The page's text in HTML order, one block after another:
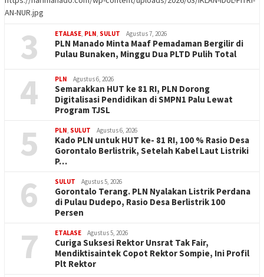
AN-NUR.jpg
3 ETALASE PLN SULUT Agustus 7, 2026
PLN Manado Minta Maaf Pemadaman Bergilir di
Pulau Bunaken, Minggu Dua PLTD Pulih Total
4 PLN Agustus 6, 2026
Semarakkan HUT ke 81 RI, PLN Dorong
Digitalisasi Pendidikan di SMPN1 Palu Lewat
Program TJSL
5 PLN SULUT Agustus 6, 2026
Kado PLN untuk HUT ke- 81 RI, 100 % Rasio Desa
Gorontalo Berlistrik, Setelah Kabel Laut Listriki
P…
6 SULUT Agustus 5, 2026
Gorontalo Terang. PLN Nyalakan Listrik Perdana
di Pulau Dudepo, Rasio Desa Berlistrik 100
Persen
7 ETALASE Agustus 5, 2026
Curiga Suksesi Rektor Unsrat Tak Fair,
Mendiktisaintek Copot Rektor Sompie, Ini Profil
Plt Rektor